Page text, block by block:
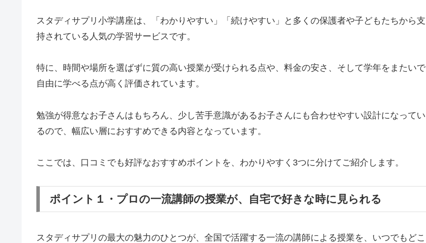
スタディサプリ小学講座は、「わかりやすい」「続けやすい」と多くの保護者や子どもたちから支
持されている人気の学習サービスです。
特に、時間や場所を選ばずに質の高い授業が受けられる点や、料金の安さ、そして学年をまたいで
自由に学べる点が高く評価されています。
勉強が得意なお子さんはもちろん、少し苦手意識があるお子さんにも合わせやすい設計になってい
るので、幅広い層におすすめできる内容となっています。
ここでは、口コミでも好評なおすすめポイントを、わかりやすく3つに分けてご紹介します。
ポイント１・プロの一流講師の授業が、自宅で好きな時に見られる
スタディサプリの最大の魅力のひとつが、全国で活躍する一流の講師による授業を、いつでもどこ